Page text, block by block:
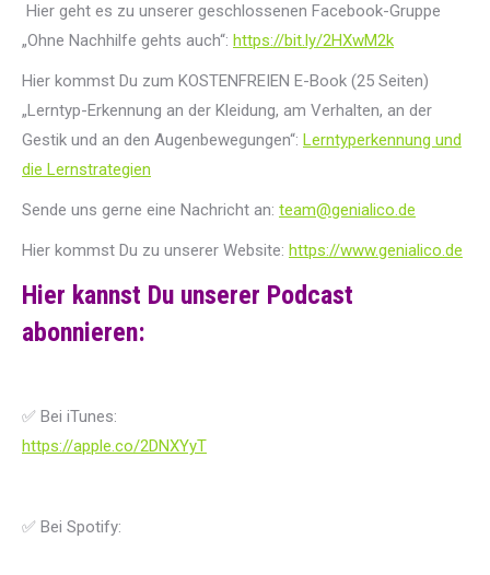
‍‍‍ Hier geht es zu unserer geschlossenen Facebook-Gruppe
„Ohne Nachhilfe gehts auch“: https://bit.ly/2HXwM2k
Hier kommst Du zum KOSTENFREIEN E-Book (25 Seiten)
„Lerntyp-Erkennung an der Kleidung, am Verhalten, an der
Gestik und an den Augenbewegungen“: Lerntyperkennung und
die Lernstrategien
Sende uns gerne eine Nachricht an: team@genialico.de
Hier kommst Du zu unserer Website: https://www.genialico.de
Hier kannst Du unserer Podcast
abonnieren:
✅ Bei iTunes:
https://apple.co/2DNXYyT
✅ Bei Spotify: